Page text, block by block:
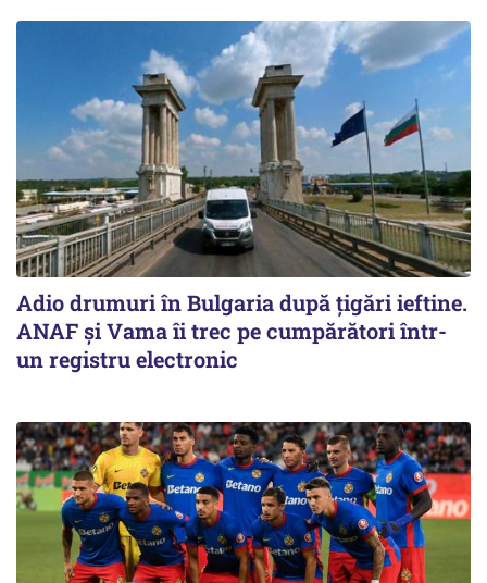
Adio drumuri în Bulgaria după țigări ieftine.
ANAF și Vama îi trec pe cumpărători într-
un registru electronic